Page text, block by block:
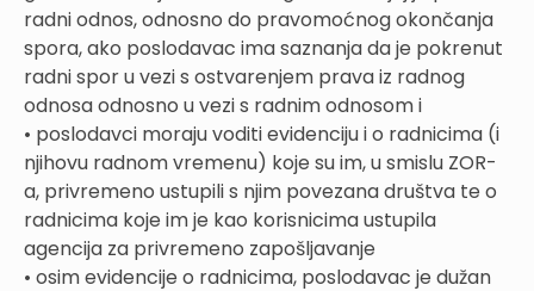
radni odnos, odnosno do pravomoćnog okončanja
spora, ako poslodavac ima saznanja da je pokrenut
radni spor u vezi s ostvarenjem prava iz radnog
odnosa odnosno u vezi s radnim odnosom i
• poslodavci moraju voditi evidenciju i o radnicima (i
njihovu radnom vremenu) koje su im, u smislu ZOR-
a, privremeno ustupili s njim povezana društva te o
radnicima koje im je kao korisnicima ustupila
agencija za privremeno zapošljavanje
• osim evidencije o radnicima, poslodavac je dužan